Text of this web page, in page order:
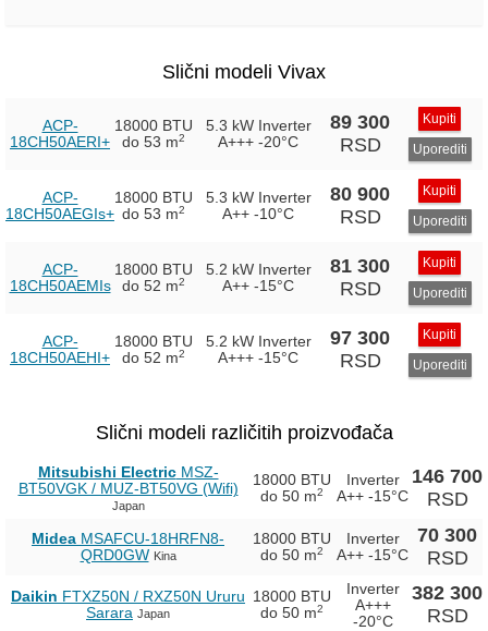
Slični modeli Vivax
ACP-
18CH50AERI+
18000 BTU
do 53 m2
5.3 kW Inverter
A+++ -20°C
89 300
RSD
Kupiti
Uporediti
ACP-
18CH50AEGIs+
18000 BTU
do 53 m2
5.3 kW Inverter
A++ -10°C
80 900
RSD
Kupiti
Uporediti
ACP-
18CH50AEMIs
18000 BTU
do 52 m2
5.2 kW Inverter
A++ -15°C
81 300
RSD
Kupiti
Uporediti
ACP-
18CH50AEHI+
18000 BTU
do 52 m2
5.2 kW Inverter
A+++ -15°C
97 300
RSD
Kupiti
Uporediti
Slični modeli različitih proizvođača
Mitsubishi ElectricMSZ-
BT50VGK / MUZ-BT50VG (Wifi)
Japan
18000 BTU
do 50 m2
Inverter
A++ -15°C
146 700
RSD
Midea MSAFCU-18HRFN8-
QRD0GW Kina
18000 BTU
do 50 m2
Inverter
A++ -15°C
70 300
RSD
Daikin FTXZ50N / RXZ50N Ururu
Sarara Japan
18000 BTU
do 50 m2
Inverter
A+++
-20°C
382 300
RSD